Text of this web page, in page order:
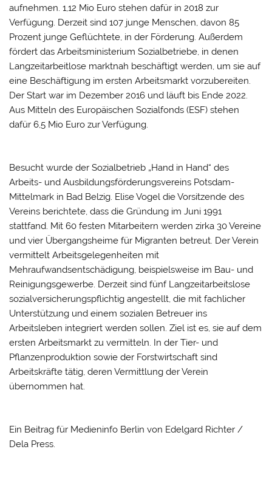
aufnehmen. 1,12 Mio Euro stehen dafür in 2018 zur
Verfügung. Derzeit sind 107 junge Menschen, davon 85
Prozent junge Geflüchtete, in der Förderung. Außerdem
fördert das Arbeitsministerium Sozialbetriebe, in denen
Langzeitarbeitlose marktnah beschäftigt werden, um sie auf
eine Beschäftigung im ersten Arbeitsmarkt vorzubereiten.
Der Start war im Dezember 2016 und läuft bis Ende 2022.
Aus Mitteln des Europäischen Sozialfonds (ESF) stehen
dafür 6,5 Mio Euro zur Verfügung.
Besucht wurde der Sozialbetrieb „Hand in Hand“ des
Arbeits- und Ausbildungsförderungsvereins Potsdam-
Mittelmark in Bad Belzig. Elise Vogel die Vorsitzende des
Vereins berichtete, dass die Gründung im Juni 1991
stattfand. Mit 60 festen Mitarbeitern werden zirka 30 Vereine
und vier Übergangsheime für Migranten betreut. Der Verein
vermittelt Arbeitsgelegenheiten mit
Mehraufwandsentschädigung, beispielsweise im Bau- und
Reinigungsgewerbe. Derzeit sind fünf Langzeitarbeitslose
sozialversicherungspflichtig angestellt, die mit fachlicher
Unterstützung und einem sozialen Betreuer ins
Arbeitsleben integriert werden sollen. Ziel ist es, sie auf dem
ersten Arbeitsmarkt zu vermitteln. In der Tier- und
Pflanzenproduktion sowie der Forstwirtschaft sind
Arbeitskräfte tätig, deren Vermittlung der Verein
übernommen hat.
Ein Beitrag für Medieninfo Berlin von Edelgard Richter /
Dela Press.